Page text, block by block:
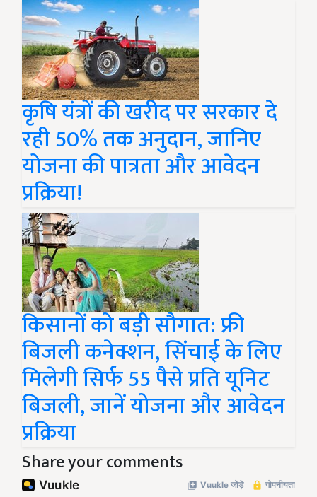
कृषि यंत्रों की खरीद पर सरकार दे
रही 50% तक अनुदान, जानिए
योजना की पात्रता और आवेदन
प्रक्रिया!
किसानों को बड़ी सौगात: फ्री
बिजली कनेक्शन, सिंचाई के लिए
मिलेगी सिर्फ 55 पैसे प्रति यूनिट
बिजली, जानें योजना और आवेदन
प्रक्रिया
Share your comments